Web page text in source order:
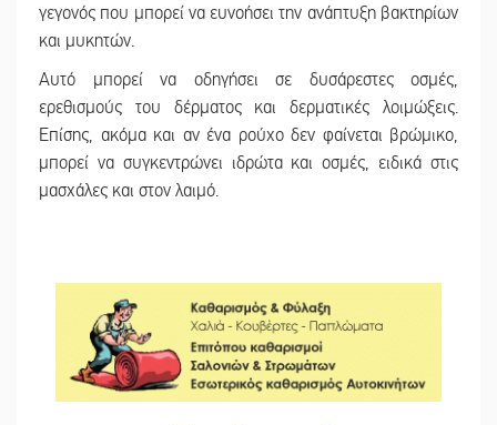
γεγονός που μπορεί να ευνοήσει την ανάπτυξη βακτηρίων
και μυκητών.
Αυτό μπορεί να οδηγήσει σε δυσάρεστες οσμές,
ερεθισμούς του δέρματος και δερματικές λοιμώξεις.
Επίσης, ακόμα και αν ένα ρούχο δεν φαίνεται βρώμικο,
μπορεί να συγκεντρώνει ιδρώτα και οσμές, ειδικά στις
μασχάλες και στον λαιμό.